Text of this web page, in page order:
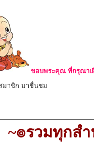
ขอบพระคุณ ที่กรุณาเ
มาชิก มาชื่นชม
~๏รวมทุกส